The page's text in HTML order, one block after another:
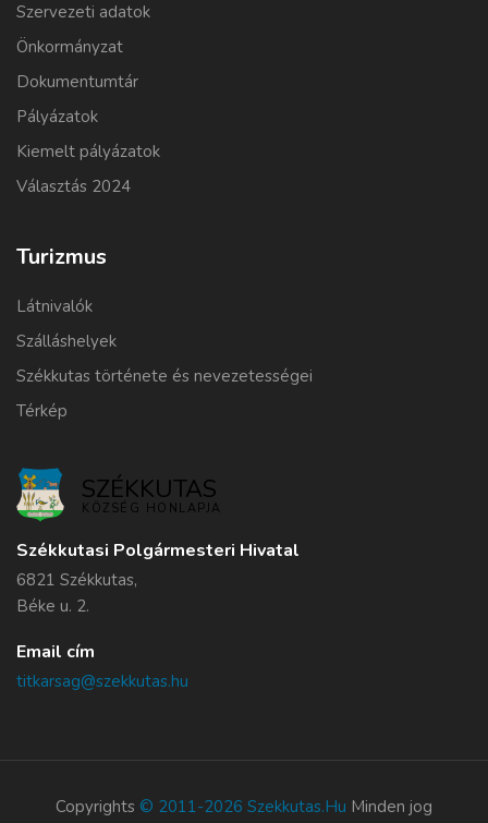
Szervezeti adatok
Önkormányzat
Dokumentumtár
Pályázatok
Kiemelt pályázatok
Választás 2024
Turizmus
Látnivalók
Szálláshelyek
Székkutas története és nevezetességei
Térkép
SZÉKKUTAS
KÖZSÉG HONLAPJA
Székkutasi Polgármesteri Hivatal
6821 Székkutas,
Béke u. 2.
Email cím
titkarsag@szekkutas.hu
Copyrights © 2011-2026 Szekkutas.hu Minden jog